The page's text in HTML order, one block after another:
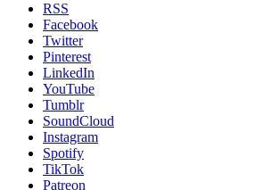
RSS
Facebook
Twitter
Pinterest
LinkedIn
YouTube
Tumblr
SoundCloud
Instagram
Spotify
TikTok
Patreon